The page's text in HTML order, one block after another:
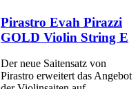
Pirastro Evah Pirazzi
GOLD Violin String E
Der neue Saitensatz von
Pirastro erweitert das Angebot